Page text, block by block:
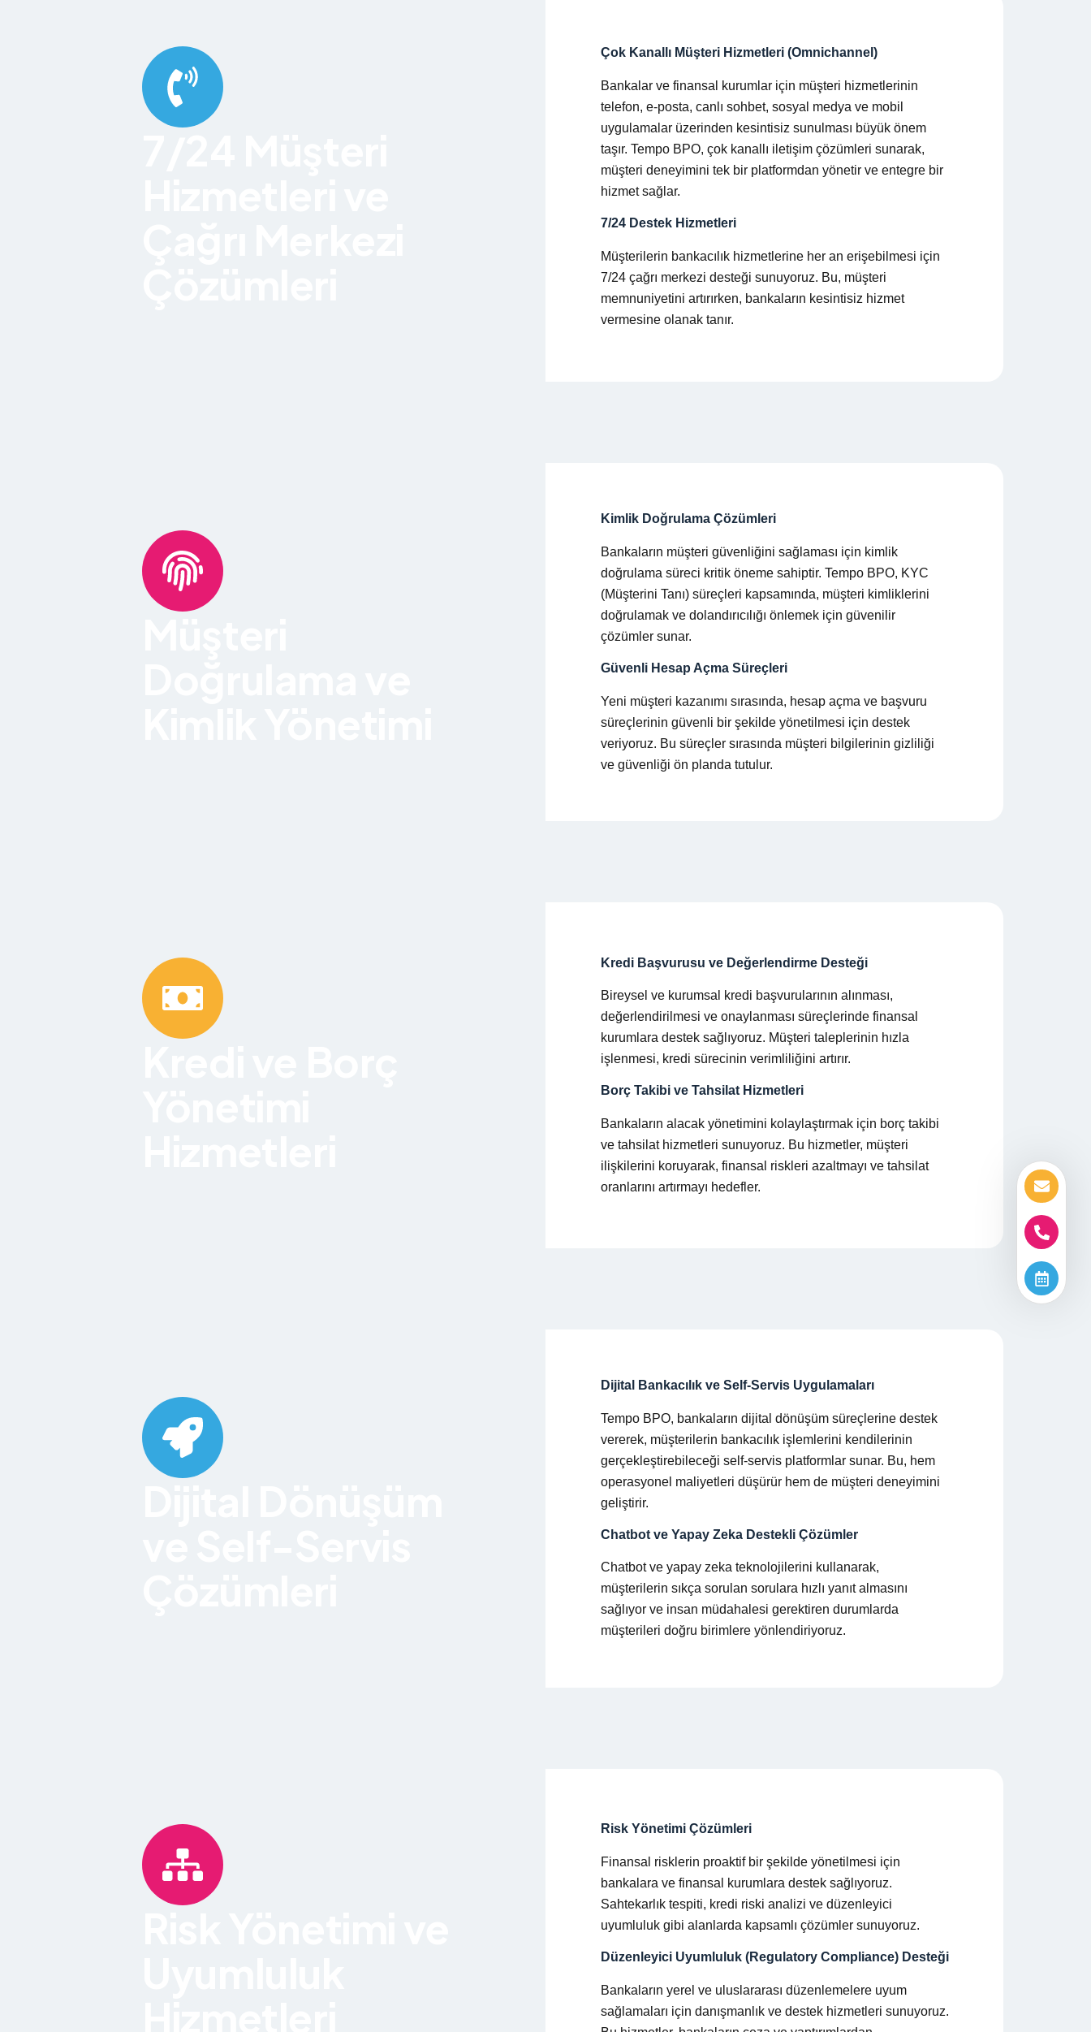
Çok Kanallı Müşteri Hizmetleri (Omnichannel)
Bankalar ve finansal kurumlar için müşteri hizmetlerinin
telefon, e-posta, canlı sohbet, sosyal medya ve mobil
uygulamalar üzerinden kesintisiz sunulması büyük önem
taşır. Tempo BPO, çok kanallı iletişim çözümleri sunarak,
müşteri deneyimini tek bir platformdan yönetir ve entegre bir
hizmet sağlar.
7/24 Destek Hizmetleri
Müşterilerin bankacılık hizmetlerine her an erişebilmesi için
7/24 çağrı merkezi desteği sunuyoruz. Bu, müşteri
memnuniyetini artırırken, bankaların kesintisiz hizmet
vermesine olanak tanır.
Kimlik Doğrulama Çözümleri
Bankaların müşteri güvenliğini sağlaması için kimlik
doğrulama süreci kritik öneme sahiptir. Tempo BPO, KYC
(Müşterini Tanı) süreçleri kapsamında, müşteri kimliklerini
doğrulamak ve dolandırıcılığı önlemek için güvenilir
çözümler sunar.
Güvenli Hesap Açma Süreçleri
Yeni müşteri kazanımı sırasında, hesap açma ve başvuru
süreçlerinin güvenli bir şekilde yönetilmesi için destek
veriyoruz. Bu süreçler sırasında müşteri bilgilerinin gizliliği
ve güvenliği ön planda tutulur.
Kredi Başvurusu ve Değerlendirme Desteği
Bireysel ve kurumsal kredi başvurularının alınması,
değerlendirilmesi ve onaylanması süreçlerinde finansal
kurumlara destek sağlıyoruz. Müşteri taleplerinin hızla
işlenmesi, kredi sürecinin verimliliğini artırır.
Borç Takibi ve Tahsilat Hizmetleri
Bankaların alacak yönetimini kolaylaştırmak için borç takibi
ve tahsilat hizmetleri sunuyoruz. Bu hizmetler, müşteri
ilişkilerini koruyarak, finansal riskleri azaltmayı ve tahsilat
oranlarını artırmayı hedefler.
Dijital Bankacılık ve Self-Servis Uygulamaları
Tempo BPO, bankaların dijital dönüşüm süreçlerine destek
vererek, müşterilerin bankacılık işlemlerini kendilerinin
gerçekleştirebileceği self-servis platformlar sunar. Bu, hem
operasyonel maliyetleri düşürür hem de müşteri deneyimini
geliştirir.
Chatbot ve Yapay Zeka Destekli Çözümler
Chatbot ve yapay zeka teknolojilerini kullanarak,
müşterilerin sıkça sorulan sorulara hızlı yanıt almasını
sağlıyor ve insan müdahalesi gerektiren durumlarda
müşterileri doğru birimlere yönlendiriyoruz.
Risk Yönetimi Çözümleri
Finansal risklerin proaktif bir şekilde yönetilmesi için
bankalara ve finansal kurumlara destek sağlıyoruz.
Sahtekarlık tespiti, kredi riski analizi ve düzenleyici
uyumluluk gibi alanlarda kapsamlı çözümler sunuyoruz.
Düzenleyici Uyumluluk (Regulatory Compliance) Desteği
Bankaların yerel ve uluslararası düzenlemelere uyum
sağlamaları için danışmanlık ve destek hizmetleri sunuyoruz.